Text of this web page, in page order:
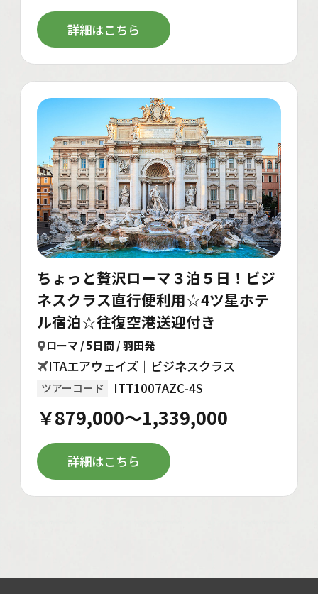
詳細はこちら
ちょっと贅沢ローマ３泊５日！ビジ
ネスクラス直行便利用☆4ツ星ホテ
ル宿泊☆往復空港送迎付き
ローマ / 5日間 / 羽田発
ITAエアウェイズ｜ビジネスクラス
ツアーコード ITT1007AZC-4S
￥879,000～1,339,000
詳細はこちら